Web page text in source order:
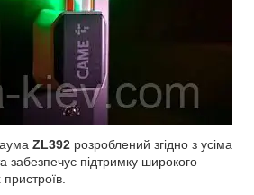
ZL392 розроблений згідно з усіма
забезпечує підтримку широкого